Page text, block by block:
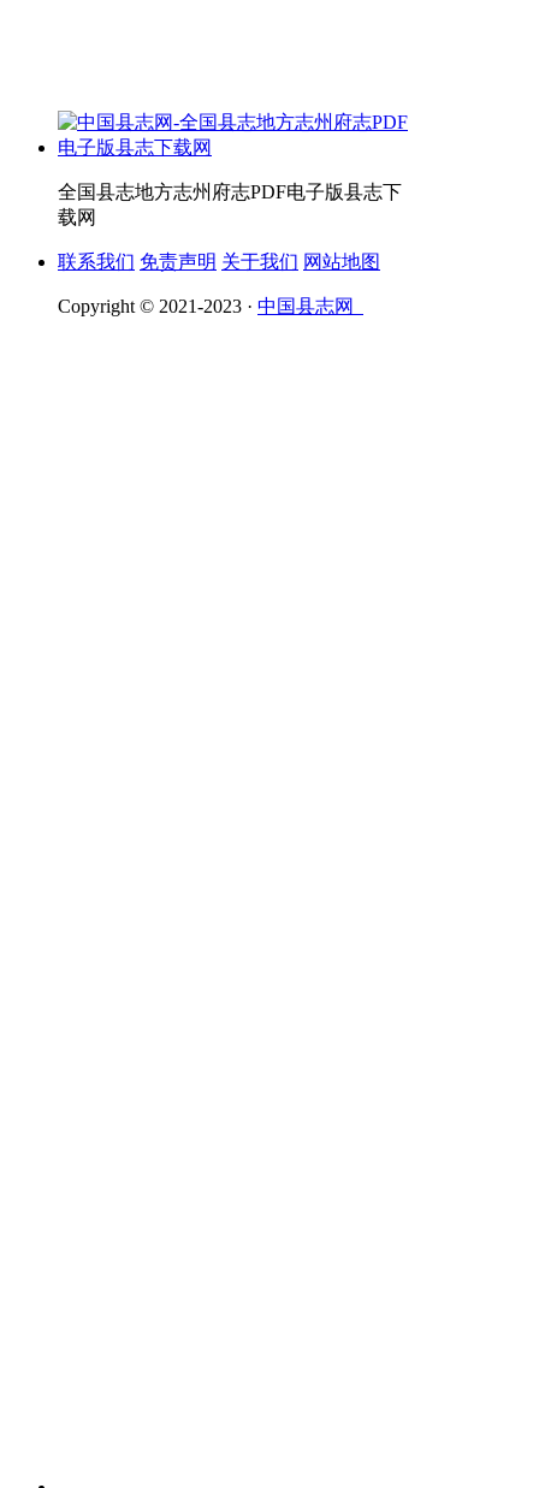
全国县志地方志州府志PDF电子版县志下
载网
联系我们 免责声明 关于我们 网站地图
Copyright © 2021-2023 · 中国县志网